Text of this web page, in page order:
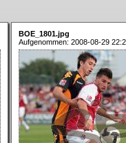
BOE_1801.jpg
Aufgenommen: 2008-08-29